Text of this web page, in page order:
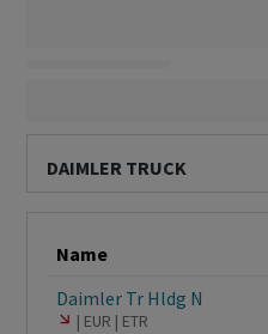
DAIMLER TRUCK
Name
Daimler Tr Hldg N
EUR ETR